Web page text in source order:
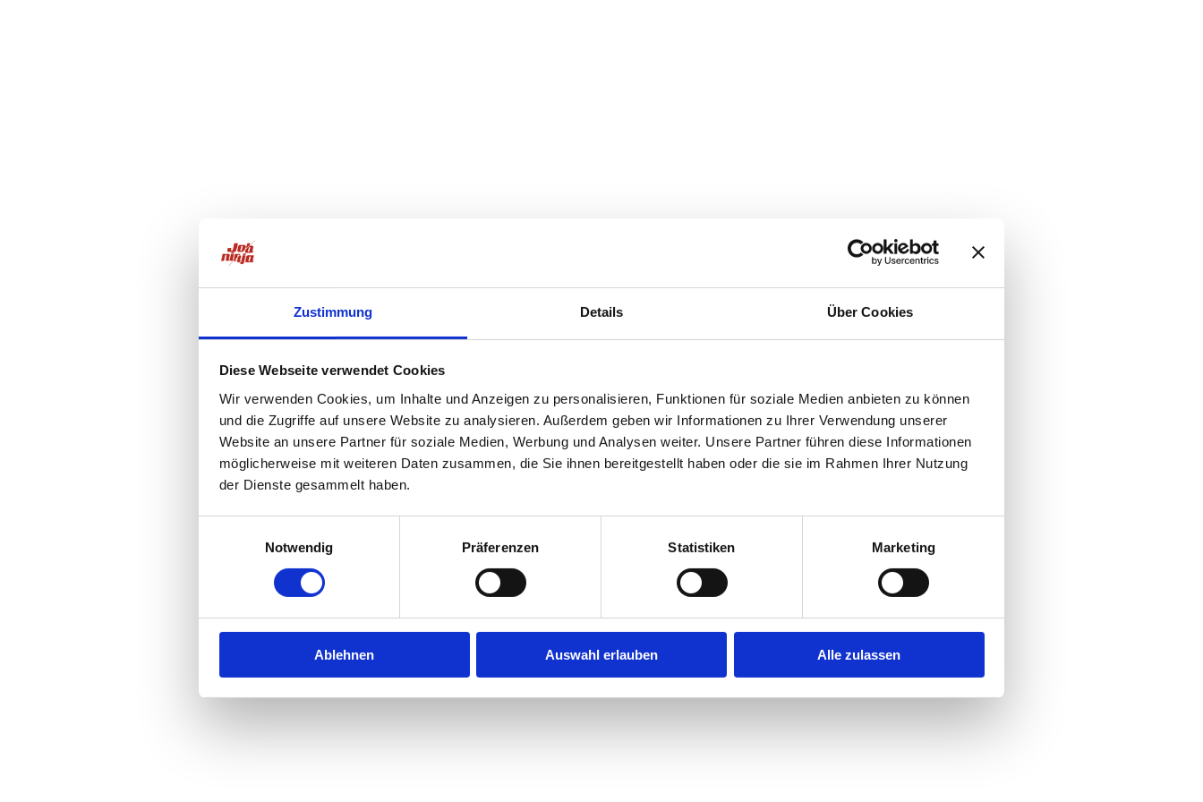
Zustimmung Details Über Cookies
Diese Webseite verwendet Cookies
Wir verwenden Cookies, um Inhalte und Anzeigen zu personalisieren, Funktionen für soziale Medien anbieten zu können
und die Zugriffe auf unsere Website zu analysieren. Außerdem geben wir Informationen zu Ihrer Verwendung unserer
Website an unsere Partner für soziale Medien, Werbung und Analysen weiter. Unsere Partner führen diese Informationen
möglicherweise mit weiteren Daten zusammen, die Sie ihnen bereitgestellt haben oder die sie im Rahmen Ihrer Nutzung
der Dienste gesammelt haben.
Notwendig
Präferenzen Statistiken Marketing
Ablehnen Auswahl erlauben Alle zulassen
Application error: aclient-side exception has occurred while loadingjobninja.com(see the browser consolefor more information).